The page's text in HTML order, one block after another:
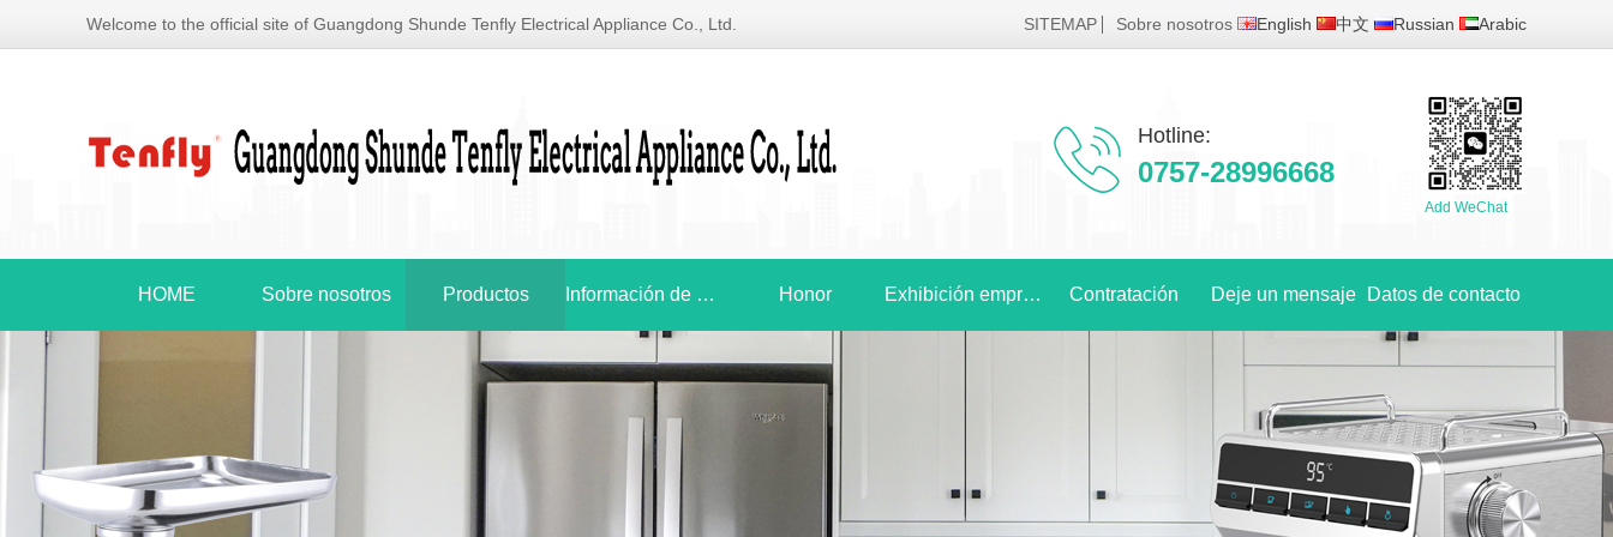
Welcome to the official site of Guangdong Shunde Tenfly Electrical Appliance Co., Ltd. SITEMAP Sobre nosotros English 中文 Russian Arabic
Add WeChat
Hotline:
0757-28996668
HOME Sobre nosotros Productos Información de noticias Honor Exhibición empresarial Contratación Deje un mensaje Datos de contacto